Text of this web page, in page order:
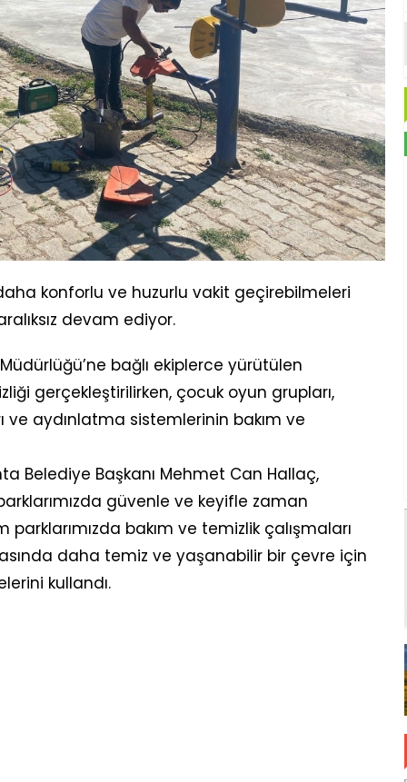
konforlu ve huzurlu vakit geçirebilmeleri
devam ediyor.
bağlı ekiplerce yürütülen
gerçekleştirilirken, çocuk oyun grupları,
ve aydınlatma sistemlerinin bakım ve
Belediye Başkanı Mehmet Can Hallaç,
güvenle ve keyifle zaman
bakım ve temizlik çalışmaları
daha temiz ve yaşanabilir bir çevre için
kullandı.